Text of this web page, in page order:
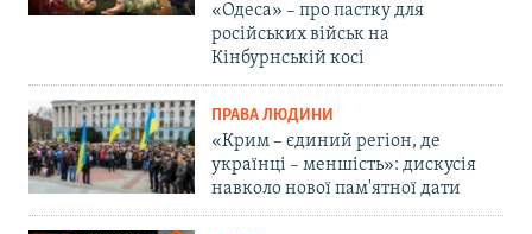
«Одеса» – про пастку для
російських військ на
Кінбурнській косі
ПРАВА ЛЮДИНИ
«Крим – єдиний регіон, де
українці – меншість»: дискусія
навколо нової пам'ятної дати